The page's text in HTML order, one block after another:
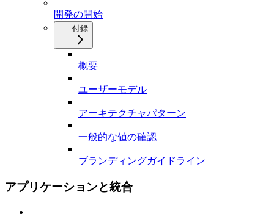
開発の開始
付録
概要
ユーザーモデル
アーキテクチャパターン
一般的な値の確認
ブランディングガイドライン
アプリケーションと統合